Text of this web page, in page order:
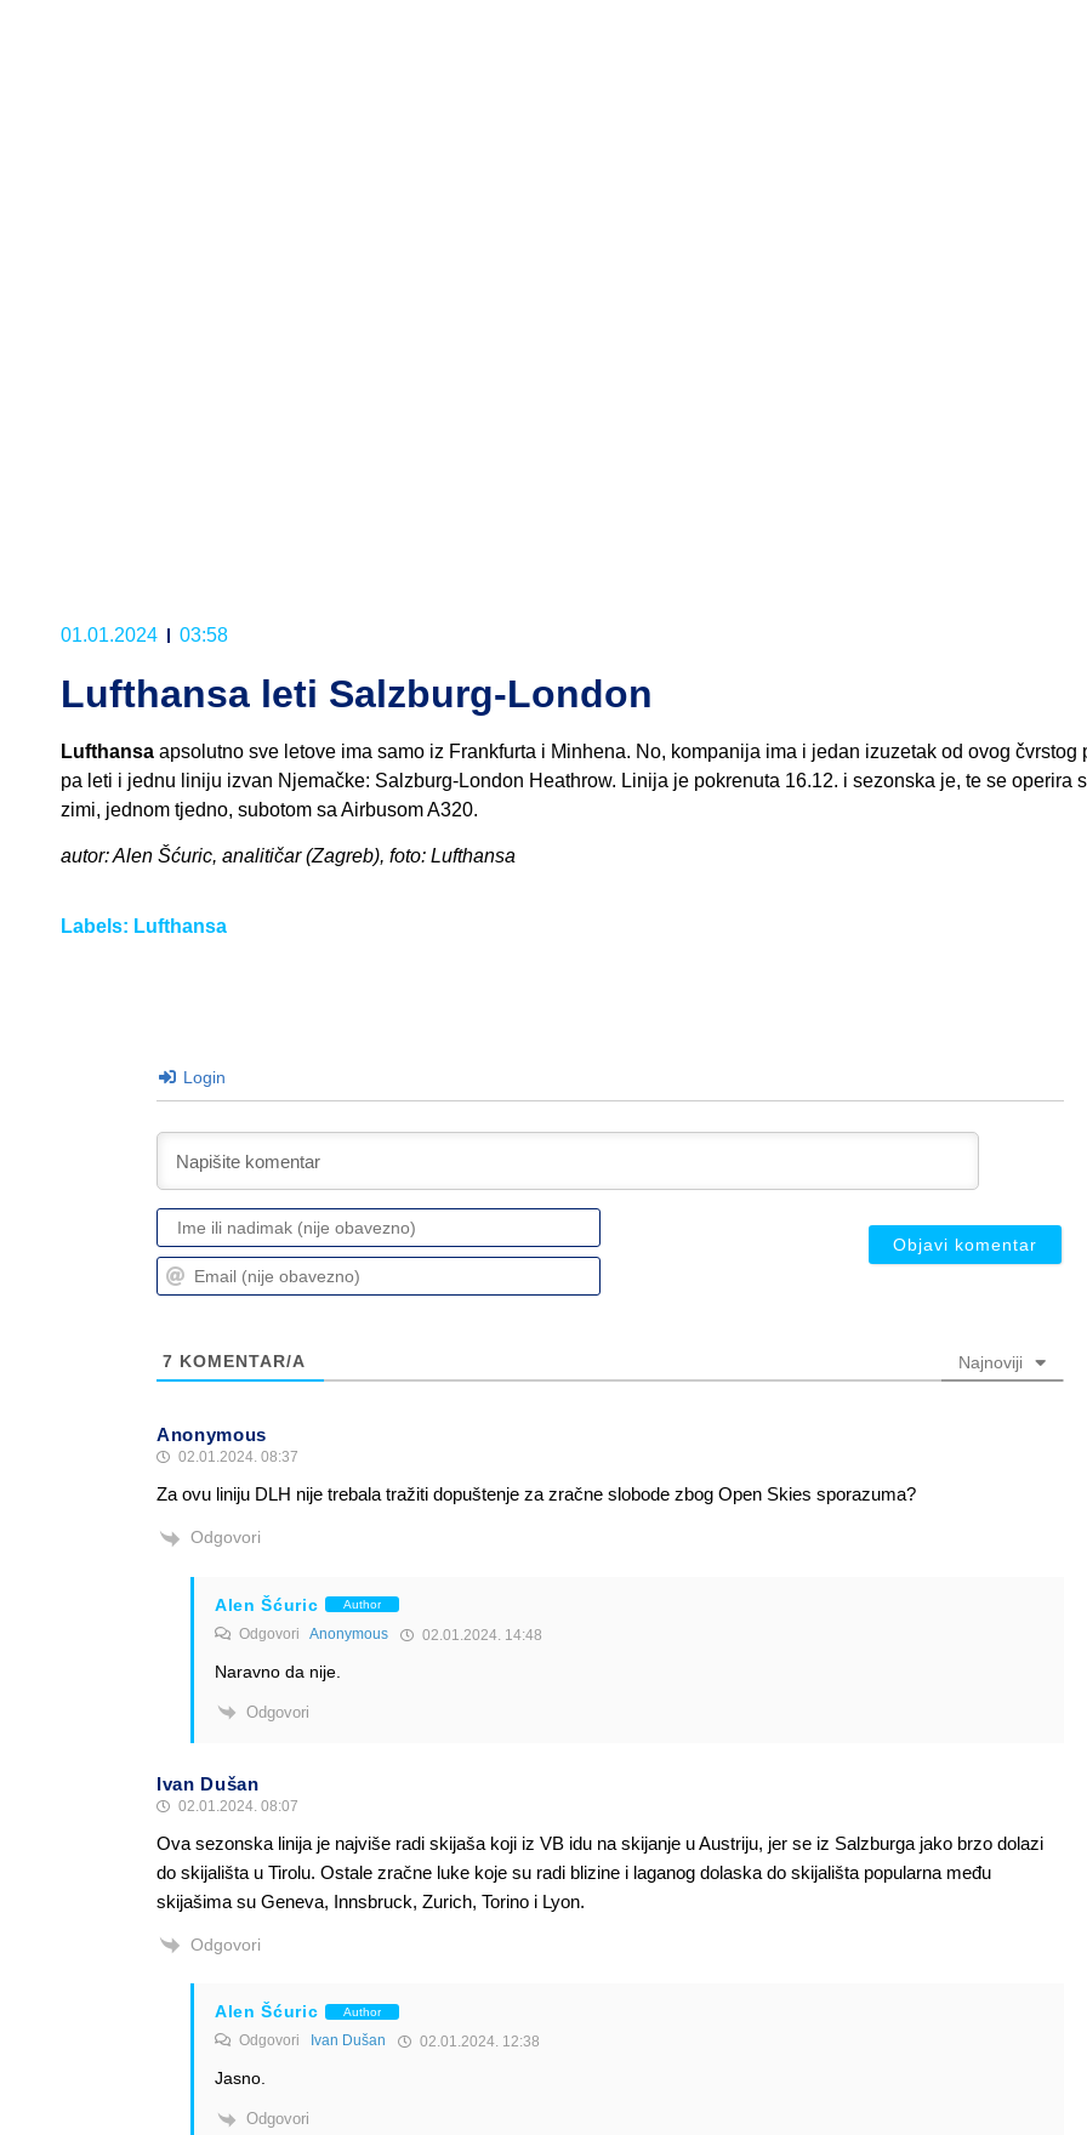
01.01.2024 03:58
Lufthansa leti Salzburg-London
Lufthansa apsolutno sve letove ima samo iz Frankfurta i Minhena. No, kompanija ima i jedan izuzetak od ovog čvrstog
pa leti i jednu liniju izvan Njemačke: Salzburg-London Heathrow. Linija je pokrenuta 16.12. i sezonska je, te se operira
zimi, jednom tjedno, subotom sa Airbusom A320.
autor: Alen Šćuric, analitičar (Zagreb), foto: Lufthansa
Labels: Lufthansa
Login
Ime
ili
nadimak
Email
(nije
7 KOMENTAR/A Najnoviji
Anonymous
02.01.2024. 08:37
Za ovu liniju DLH nije trebala tražiti dopuštenje za zračne slobode zbog Open Skies sporazuma?
Odgovori
Alen Šćuric Author
Odgovori Anonymous 02.01.2024. 14:48
Naravno da nije.
Odgovori
Ivan Dušan
02.01.2024. 08:07
Ova sezonska linija je najviše radi skijaša koji iz VB idu na skijanje u Austriju, jer se iz Salzburga jako brzo dolazi
do skijališta u Tirolu. Ostale zračne luke koje su radi blizine i laganog dolaska do skijališta popularna među
skijašima su Geneva, Innsbruck, Zurich, Torino i Lyon.
Odgovori
Alen Šćuric Author
Odgovori Ivan Dušan 02.01.2024. 12:38
Jasno.
Odgovori